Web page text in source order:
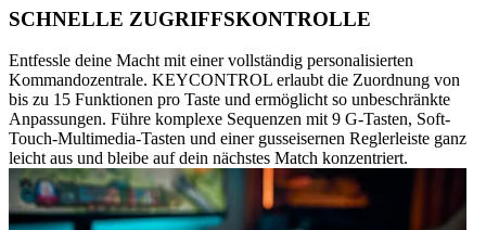
SCHNELLE ZUGRIFFSKONTROLLE
Entfessle deine Macht mit einer vollständig personalisierten
Kommandozentrale. KEYCONTROL erlaubt die Zuordnung von
bis zu 15 Funktionen pro Taste und ermöglicht so unbeschränkte
Anpassungen. Führe komplexe Sequenzen mit 9 G-Tasten, Soft-
Touch-Multimedia-Tasten und einer gusseisernen Reglerleiste ganz
leicht aus und bleibe auf dein nächstes Match konzentriert.